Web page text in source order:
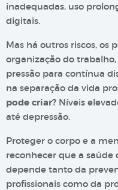
inadequadas, uso
digitais.
Mas há outros riscos, os
organização do
pressão para contínua
na separação da vida
pode criar? Níveis
até depressão.
Proteger o corpo e a
reconhecer que a saúde
depende tanto da
profissionais como da